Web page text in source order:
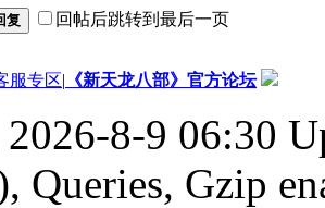
复 回帖后跳转到最后一页
服专区| 《新天龙八部》官方论坛
8-9 06:30
Queries, Gzip